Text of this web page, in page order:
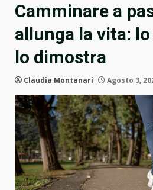
Camminare a
allunga la vita:
lo dimostra
Claudia Montanari Agosto 3,